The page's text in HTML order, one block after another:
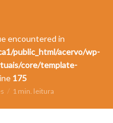
encountered in
public_html/acervo/wp-
core/template-
175
1 min. leitura